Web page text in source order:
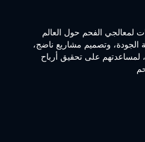
لمعالجي الفحم حول العالم
الجودة، وتصميم مشاريع ناضج،
لمساعدتهم على تحقيق أرباح